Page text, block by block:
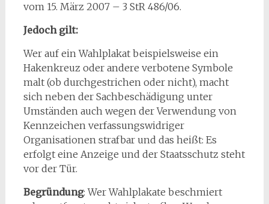
vom 15. März 2007 – 3 StR 486/06.
Jedoch gilt:
Wer auf ein Wahlplakat beispielsweise ein
Hakenkreuz oder andere verbotene Symbole
malt (ob durchgestrichen oder nicht), macht
sich neben der Sachbeschädigung unter
Umständen auch wegen der Verwendung von
Kennzeichen verfassungswidriger
Organisationen strafbar und das heißt: Es
erfolgt eine Anzeige und der Staatsschutz steht
vor der Tür.
Begründung: Wer Wahlplakate beschmiert